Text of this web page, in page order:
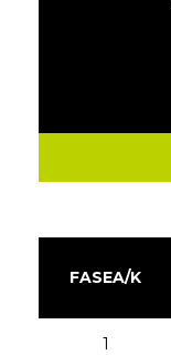
FASEA/K
1